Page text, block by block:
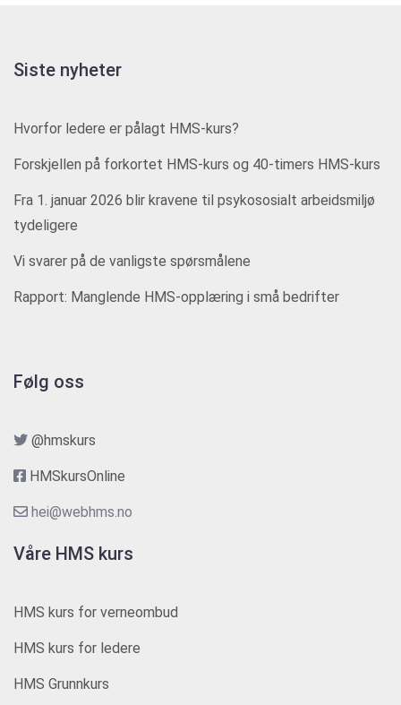
Siste nyheter
Hvorfor ledere er pålagt HMS-kurs?
Forskjellen på forkortet HMS-kurs og 40-timers HMS-kurs
Fra 1. januar 2026 blir kravene til psykososialt arbeidsmiljø
tydeligere
Vi svarer på de vanligste spørsmålene
Rapport: Manglende HMS-opplæring i små bedrifter
Følg oss
@hmskurs
HMSkursOnline
hei@webhms.no
Våre HMS kurs
HMS kurs for verneombud
HMS kurs for ledere
HMS Grunnkurs